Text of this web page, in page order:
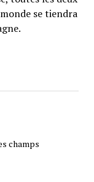
se tiendra
champs